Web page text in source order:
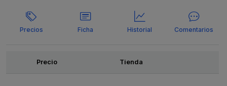
Precios Ficha Historial Comentarios
OfertasPrecio Tienda